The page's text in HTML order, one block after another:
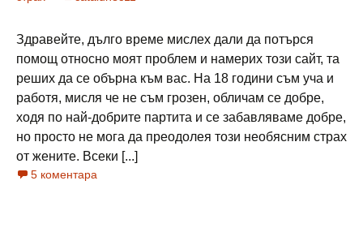
Здравейте, дълго време мислех дали да потърся
помощ относно моят проблем и намерих този сайт, та
реших да се обърна към вас. На 18 години съм уча и
работя, мисля че не съм грозен, обличам се добре,
ходя по най-добрите партита и се забавляваме добре,
но просто не мога да преодолея този необясним страх
от жените. Всеки [...]
5 коментара